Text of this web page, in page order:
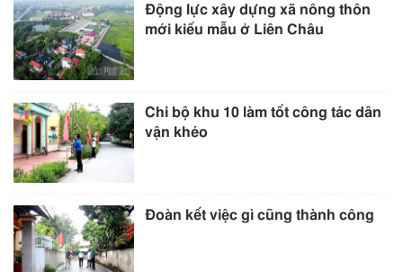
Động lực xây dựng xã nông thôn
mới kiểu mẫu ở Liên Châu
Chi bộ khu 10 làm tốt công tác dân
vận khéo
Đoàn kết việc gì cũng thành công